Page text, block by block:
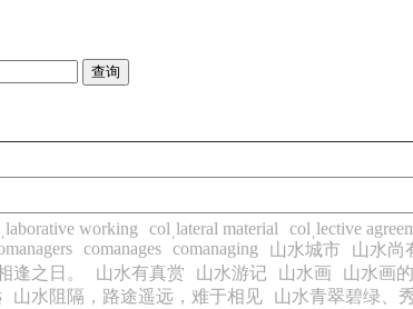
working colˌlateral material colˌlective
comanages comanaging 山水城市 山水尚
逢之日。 山水有真赏 山水游记 山水画 山水画
山水阻隔，路途遥远，难于相见 山水青翠碧绿、